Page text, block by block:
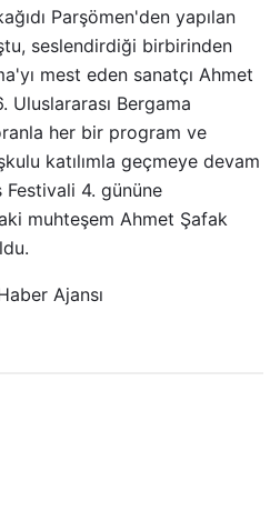
Parşömen'den yapılan
seslendirdiği birbirinden
mest eden sanatçı Ahmet
Bergama
her bir program ve
katılımla geçmeye devam
Festivali 4. gününe
muhteşem Ahmet Şafak
Ajansı